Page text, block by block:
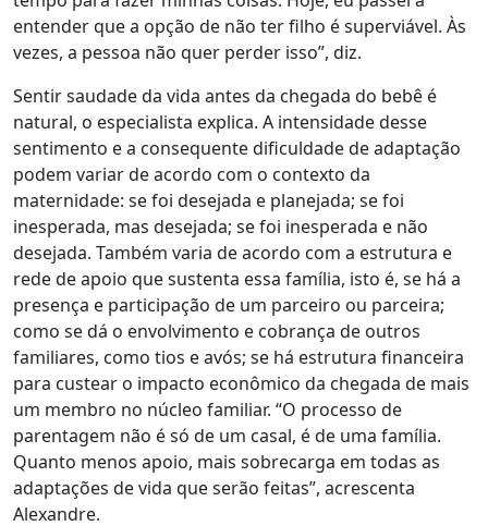
entender que a opção de não ter filho é superviável. Às
vezes, a pessoa não quer perder isso”, diz.
Sentir saudade da vida antes da chegada do bebê é
natural, o especialista explica. A intensidade desse
sentimento e a consequente dificuldade de adaptação
podem variar de acordo com o contexto da
maternidade: se foi desejada e planejada; se foi
inesperada, mas desejada; se foi inesperada e não
desejada. Também varia de acordo com a estrutura e
rede de apoio que sustenta essa família, isto é, se há a
presença e participação de um parceiro ou parceira;
como se dá o envolvimento e cobrança de outros
familiares, como tios e avós; se há estrutura financeira
para custear o impacto econômico da chegada de mais
um membro no núcleo familiar. “O processo de
parentagem não é só de um casal, é de uma família.
Quanto menos apoio, mais sobrecarga em todas as
adaptações de vida que serão feitas”, acrescenta
Alexandre.